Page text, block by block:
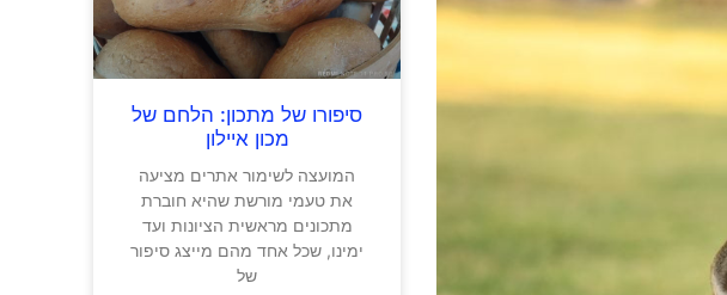
סיפורו של מתכון: הלחם של
מכון איילון
המועצה לשימור אתרים מציעה
את טעמי מורשת שהיא חוברת
מתכונים מראשית הציונות ועד
ימינו, שכל אחד מהם מייצג סיפור
של